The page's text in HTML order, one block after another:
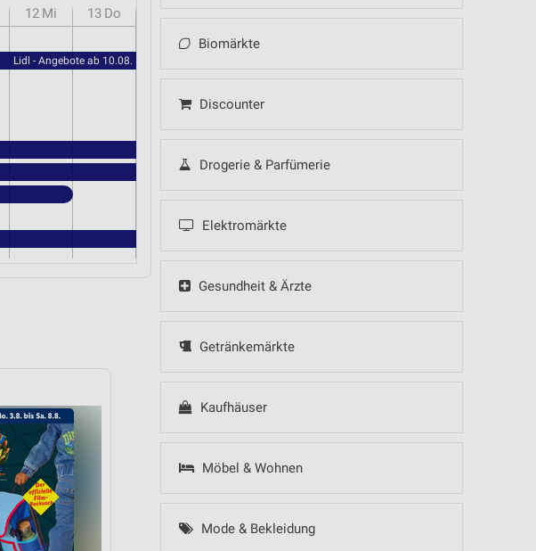
Biomärkte
Discounter
Drogerie & Parfümerie
Elektromärkte
Gesundheit & Ärzte
Getränkemärkte
Kaufhäuser
Möbel & Wohnen
Mode & Bekleidung
12 Mi 13 Do
Lidl - Angebote ab 10.08.